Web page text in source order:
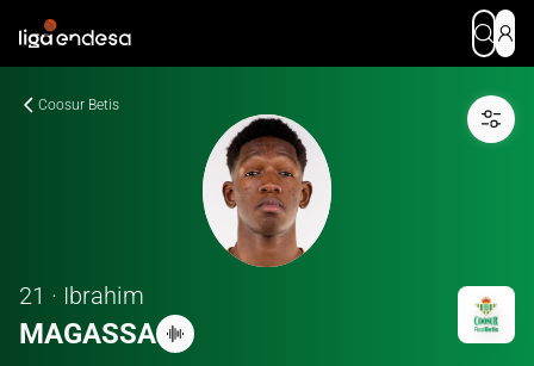
Coosur Betis
21 · Ibrahim
MAGASSA